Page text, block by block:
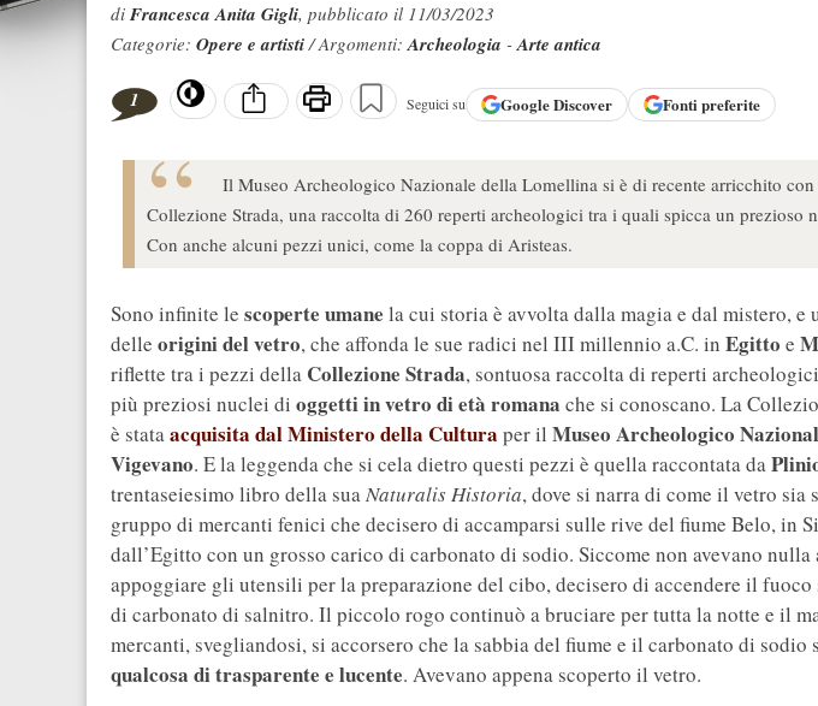
di Francesca Anita Gigli, pubblicato il 11/03/2023
Categorie: Opere e artisti/ Argomenti:Archeologia -Arte antica
1 Seguici su GoogleDiscover Fonti preferite
Il Museo Archeologico Nazionale della Lomellina si è di recente arricchito con
Collezione Strada, una raccolta di 260 reperti archeologici tra i quali spicca un prezioso
Con anche alcuni pezzi unici, come la coppa di Aristeas.
Sono infinite le scoperte umane la cui storia è avvolta dalla magia e dal mistero, e
delle origini del vetro, che affonda le sue radici nel III millennio a.C. in Egitto e
riflette tra i pezzi della Collezione Strada, sontuosa raccolta di reperti
più preziosi nuclei di oggetti in vetro di età romana che si conoscano. La
è stataacquisita dal Ministero della Cultura per il Museo Archeologico
Vigevano. E la leggenda che si cela dietro questi pezzi è quella raccontata da
trentaseiesimo libro della suaNaturalis Historia, dove si narra di come il vetro sia
gruppo di mercanti fenici che decisero di accamparsi sulle rive del fiume Belo, in
dall’Egitto con un grosso carico di carbonato di sodio. Siccome non avevano
appoggiare gli utensili per la preparazione del cibo, decisero di accendere il
di carbonato di salnitro. Il piccolo rogo continuò a bruciare per tutta la notte e il
mercanti, svegliandosi, si accorsero che la sabbia del fiume e il carbonato di sodio
qualcosa di trasparente e lucente. Avevano appena scoperto il vetro.